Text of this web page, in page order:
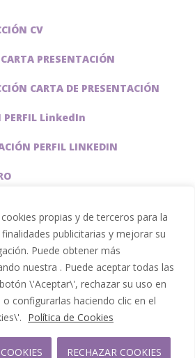
propias y de terceros para la
publicitarias y mejorar su
Puede obtener más
nuestra . Puede aceptar todas las
\'Aceptar\', rechazar su uso en
configurarlas haciendo clic en el
Política de Cookies
RECHAZAR COOKIES
CV
PRESENTACIÓN
CARTA DE PRESENTACIÓN
PERFIL LinkedIn
PERFIL LINKEDIN
2012 - 2026 |